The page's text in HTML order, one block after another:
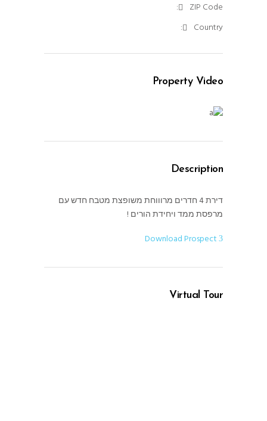
ZIP Code:
Country:
Property Video
Description
דירת 4 חדרים מרוווחת משופצת מטבח חדש עם
מרפסת ממד ויחידת הורים !
Download Prospect
Virtual Tour